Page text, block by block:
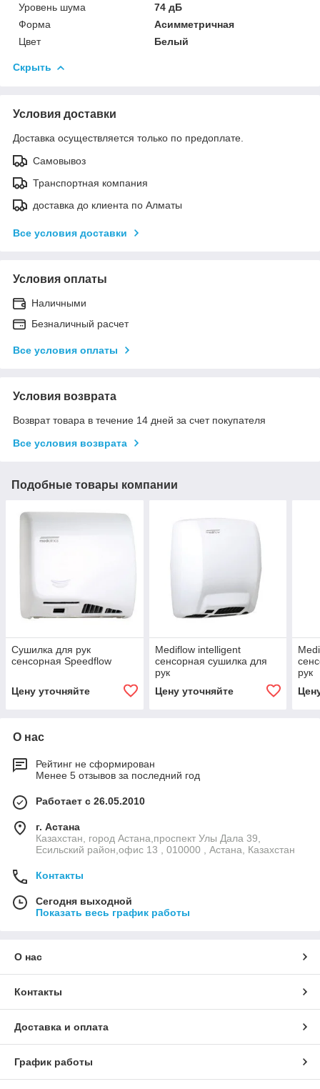
Уровень шума
74 дБ
Форма
Асимметричная
Цвет
Белый
Скрыть
Условия доставки
Доставка осуществляется только по предоплате.
Самовывоз
Транспортная компания
доставка до клиента по Алматы
Все условия доставки
Условия оплаты
Наличными
Безналичный расчет
Все условия оплаты
Условия возврата
Возврат товара в течение 14 дней за счет покупателя
Все условия возврата
Подобные товары компании
Сушилка для рук
сенсорная Speedflow
Цену уточняйте
Mediflow intelligent
сенсорная сушилка для
рук
Цену уточняйте
рук
О нас
Рейтинг не сформирован
Менее 5 отзывов за последний год
Работает с 26.05.2010
г. Астана
Казахстан, город Астана,проспект Улы Дала 39,
Есильский район,офис 13 , 010000 , Астана, Казахстан
Контакты
Сегодня выходной
Показать весь график работы
О нас
Контакты
Доставка и оплата
График работы